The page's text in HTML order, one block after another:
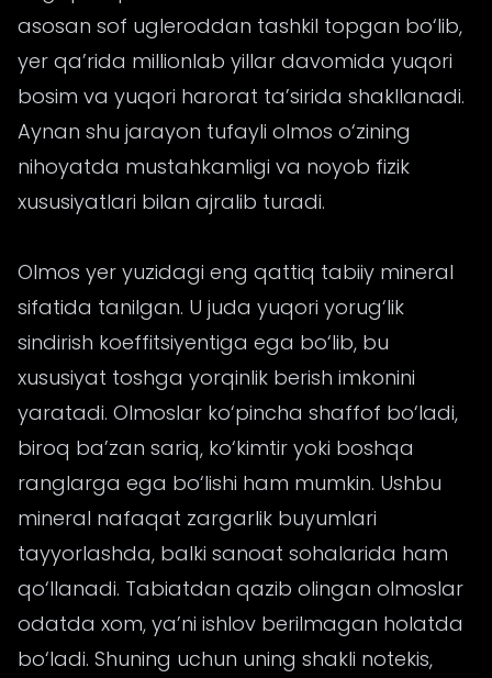
asosan sof ugleroddan tashkil topgan bo‘lib,
yer qa’rida millionlab yillar davomida yuqori
bosim va yuqori harorat ta’sirida shakllanadi.
Aynan shu jarayon tufayli olmos o‘zining
nihoyatda mustahkamligi va noyob fizik
xususiyatlari bilan ajralib turadi.
Olmos yer yuzidagi eng qattiq tabiiy mineral
sifatida tanilgan. U juda yuqori yorug‘lik
sindirish koeffitsiyentiga ega bo‘lib, bu
xususiyat toshga yorqinlik berish imkonini
yaratadi. Olmoslar ko‘pincha shaffof bo‘ladi,
biroq ba’zan sariq, ko‘kimtir yoki boshqa
ranglarga ega bo‘lishi ham mumkin. Ushbu
mineral nafaqat zargarlik buyumlari
tayyorlashda, balki sanoat sohalarida ham
qo‘llanadi. Tabiatdan qazib olingan olmoslar
odatda xom, ya’ni ishlov berilmagan holatda
bo‘ladi. Shuning uchun uning shakli notekis,